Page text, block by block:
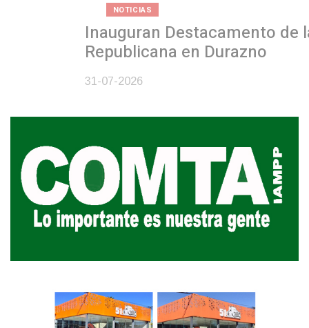
Inauguran Destacamento de la
Republicana en Durazno